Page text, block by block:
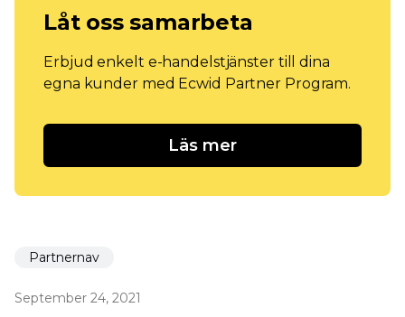
Låt oss samarbeta
Erbjud enkelt e-handelstjänster till dina
egna kunder med Ecwid Partner Program.
Läs mer
Partnernav
September 24, 2021